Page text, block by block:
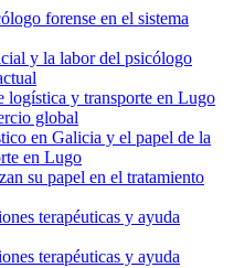
forense en el sistema
y la labor del psicólogo
logística y transporte en Lugo
global
en Galicia y el papel de la
en Lugo
su papel en el tratamiento
terapéuticas y ayuda
terapéuticas y ayuda